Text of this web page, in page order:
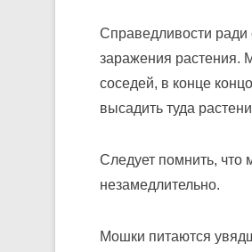
Справедливости ради
заражения растения.
соседей, в конце
высадить туда
Следует помнить, что
незамедлительно.
Мошки питаются